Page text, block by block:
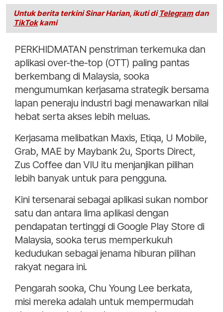
Untuk berita terkini Sinar Harian, ikuti di Telegramdan
TikTokkami
PERKHIDMATAN penstriman terkemuka dan
aplikasi over-the-top (OTT) paling pantas
berkembang di Malaysia, sooka
mengumumkan kerjasama strategik bersama
lapan peneraju industri bagi menawarkan nilai
hebat serta akses lebih meluas.
Kerjasama melibatkan Maxis, Etiqa, U Mobile,
Grab, MAE by Maybank 2u, Sports Direct,
Zus Coffee dan VIU itu menjanjikan pilihan
lebih banyak untuk para pengguna.
Kini tersenarai sebagai aplikasi sukan nombor
satu dan antara lima aplikasi dengan
pendapatan tertinggi di Google Play Store di
Malaysia, sooka terus memperkukuh
kedudukan sebagai jenama hiburan pilihan
rakyat negara ini.
Pengarah sooka, Chu Young Lee berkata,
misi mereka adalah untuk mempermudah